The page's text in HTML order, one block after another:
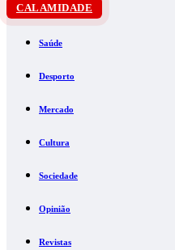
CALAMIDADE
Saúde
Desporto
Mercado
Cultura
Sociedade
Opinião
Revistas